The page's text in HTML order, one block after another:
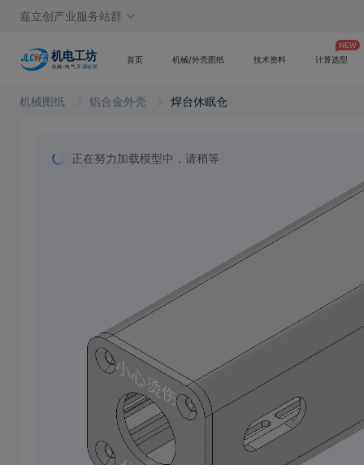
嘉立创产业服务站群
首页 机械/外壳图纸 技术资料 计算选型
机械图纸 铝合金外壳 焊台休眠仓
正在努力加载模型中，请稍等